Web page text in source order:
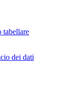
tabellare
dei dati